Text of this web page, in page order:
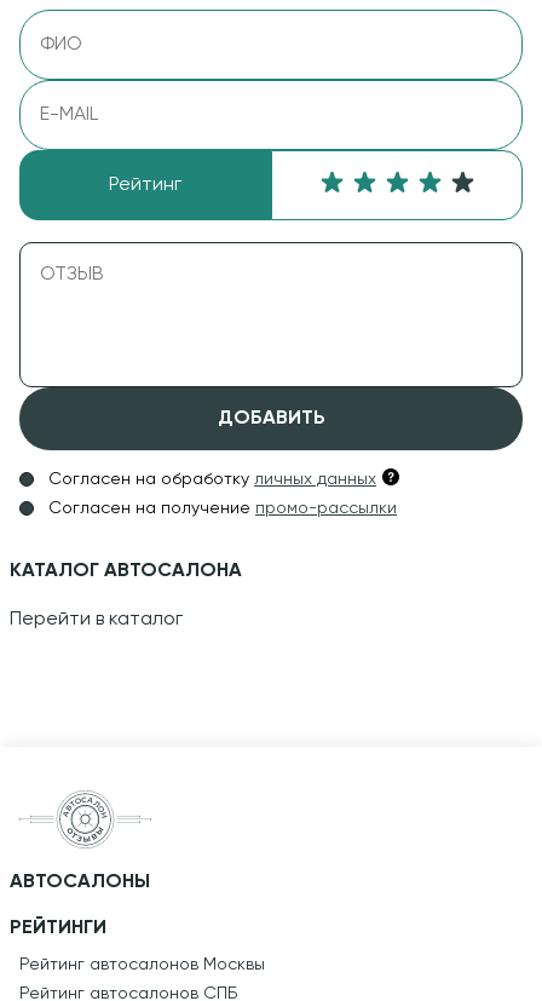
Рейтинг
ДОБАВИТЬ
Согласен на обработку личных данных
Согласен на получение промо-рассылки
КАТАЛОГ АВТОСАЛОНА
Перейти в каталог
АВТОСАЛОНЫ
РЕЙТИНГИ
Рейтинг автосалонов Москвы
Рейтинг автосалонов СПБ